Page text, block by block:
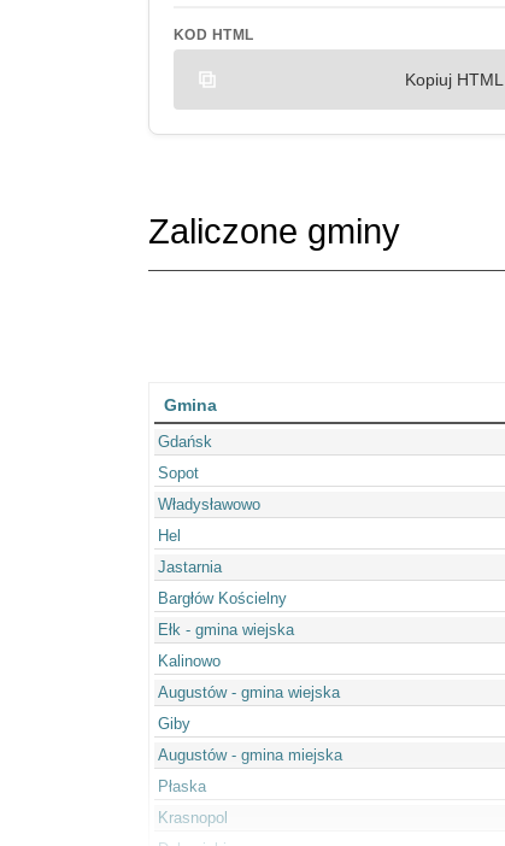
KOD HTML
Kopiuj HTML
Zaliczone gminy
Gmina
Gdańsk
Sopot
Władysławowo
Hel
Jastarnia
Bargłów Kościelny
Ełk - gmina wiejska
Kalinowo
Augustów - gmina wiejska
Giby
Augustów - gmina miejska
Płaska
Krasnopol